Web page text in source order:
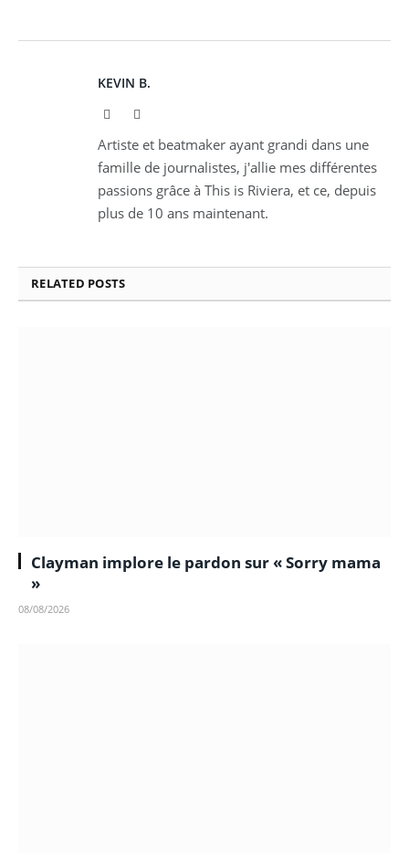
KEVIN B.
Website
Artiste et beatmaker ayant grandi dans une
famille de journalistes, j'allie mes différentes
passions grâce à This is Riviera, et ce, depuis
plus de 10 ans maintenant.
RELATED POSTS
Clayman implore le pardon sur « Sorry mama
»
08/08/2026